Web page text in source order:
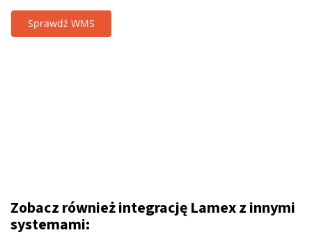
Sprawdź WMS
Zobacz również integrację Lamex z innymi
systemami: